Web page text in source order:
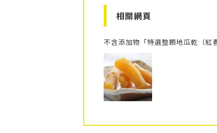
相關網頁
不含添加物「特選整顆地瓜乾（紅